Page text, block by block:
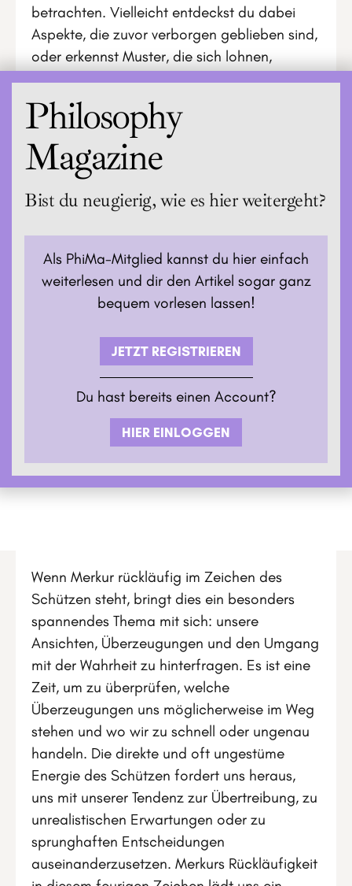
betrachten. Vielleicht entdeckst du dabei
Aspekte, die zuvor verborgen geblieben sind,
oder erkennst Muster, die sich lohnen,
Philosophy
Magazine
Bist du neugierig, wie es hier weitergeht?
Als PhiMa-Mitglied kannst du hier einfach
weiterlesen und dir den Artikel sogar ganz
bequem vorlesen lassen!
JETZT REGISTRIEREN
Du hast bereits einen Account?
HIER EINLOGGEN
Wenn Merkur rückläufig im Zeichen des
Schützen steht, bringt dies ein besonders
spannendes Thema mit sich: unsere
Ansichten, Überzeugungen und den Umgang
mit der Wahrheit zu hinterfragen. Es ist eine
Zeit, um zu überprüfen, welche
Überzeugungen uns möglicherweise im Weg
stehen und wo wir zu schnell oder ungenau
handeln. Die direkte und oft ungestüme
Energie des Schützen fordert uns heraus,
uns mit unserer Tendenz zur Übertreibung, zu
unrealistischen Erwartungen oder zu
sprunghaften Entscheidungen
auseinanderzusetzen. Merkurs Rückläufigkeit